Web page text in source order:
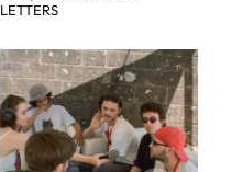
LETTERS